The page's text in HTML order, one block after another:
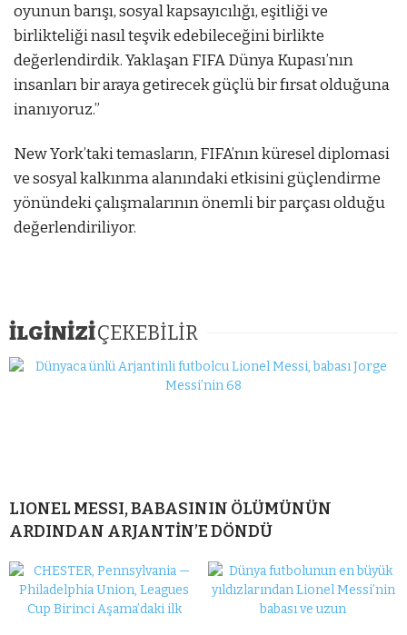
oyunun barışı, sosyal kapsayıcılığı, eşitliği ve
birlikteliği nasıl teşvik edebileceğini birlikte
değerlendirdik. Yaklaşan FIFA Dünya Kupası’nın
insanları bir araya getirecek güçlü bir fırsat olduğuna
inanıyoruz.”
New York’taki temasların, FIFA’nın küresel diplomasi
ve sosyal kalkınma alanındaki etkisini güçlendirme
yönündeki çalışmalarının önemli bir parçası olduğu
değerlendiriliyor.
İLGİNİZİÇEKEBİLİR
LIONEL MESSI, BABASININ ÖLÜMÜNÜN
ARDINDAN ARJANTİN’E DÖNDÜ